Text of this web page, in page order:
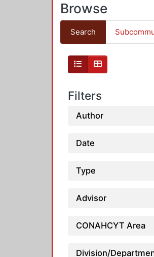
Browse
Search
Filters
Author
Date
Type
Advisor
CONAHCYT Area
Division/